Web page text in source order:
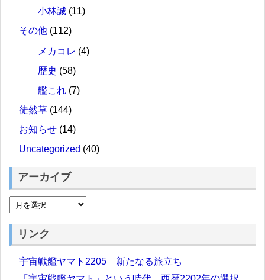
小林誠 (11)
その他 (112)
メカコレ (4)
歴史 (58)
艦これ (7)
徒然草 (144)
お知らせ (14)
Uncategorized (40)
アーカイブ
リンク
宇宙戦艦ヤマト2205 新たなる旅立ち